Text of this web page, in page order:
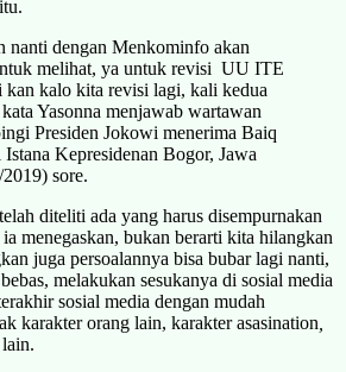
nanti dengan Menkominfo akan
melihat, ya untuk revisi UU ITE
kan kalo kita revisi lagi, kali kedua
Yasonna menjawab wartawan
Presiden Jokowi menerima Baiq
Kepresidenan Bogor, Jawa
sore.
diteliti ada yang harus disempurnakan
menegaskan, bukan berarti kita hilangkan
juga persoalannya bisa bubar lagi nanti,
melakukan sesukanya di sosial media
sosial media dengan mudah
karakter orang lain, karakter asasination